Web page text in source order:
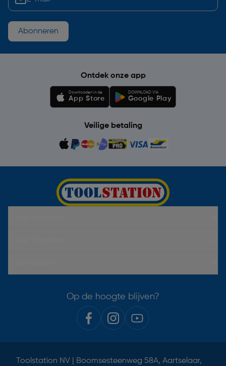
Abonneren
Ontdek onze app
Downloaden in de
App Store
DOWNLOAD VIA
Google Play
Veilige betaling
Op de hoogte blijven?
Toolstation NV | Boomsesteenweg 58A, Aartselaar,